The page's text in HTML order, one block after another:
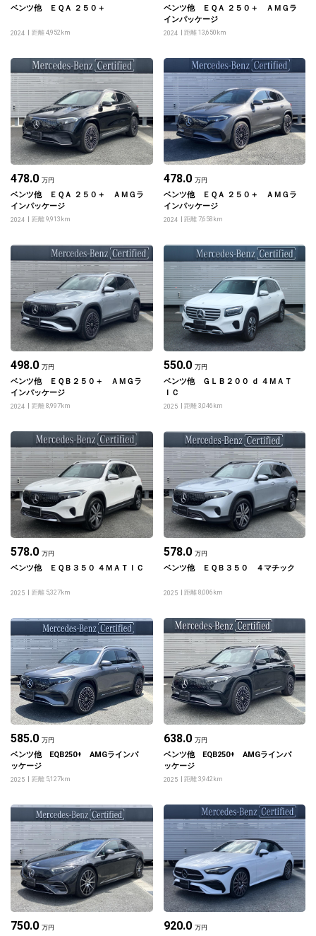
ベンツ他 ＥＱＡ ２５０＋
2024 距離 4,952km
ベンツ他 ＥＱＡ ２５０＋ ＡＭＧラ
インパッケージ
2024 距離 13,650km
478.0 万円
ベンツ他 ＥＱＡ ２５０＋ ＡＭＧラ
インパッケージ
2024 距離 9,913km
478.0 万円
ベンツ他 ＥＱＡ ２５０＋ ＡＭＧラ
インパッケージ
2024 距離 7,658km
498.0 万円
ベンツ他 ＥＱＢ２５０＋ ＡＭＧラ
インパッケージ
2024 距離 8,997km
550.0 万円
ベンツ他 ＧＬＢ２００ ｄ ４ＭＡＴ
ＩＣ
2025 距離 3,046km
578.0 万円
ベンツ他 ＥＱＢ３５０ ４ＭＡＴＩＣ
2025 距離 5,327km
578.0 万円
ベンツ他 ＥＱＢ３５０ ４マチック
2025 距離 8,006km
585.0 万円
ベンツ他 EQB250+ AMGラインパ
ッケージ
2025 距離 5,127km
638.0 万円
ベンツ他 EQB250+ AMGラインパ
ッケージ
2025 距離 3,942km
750.0 万円 920.0 万円